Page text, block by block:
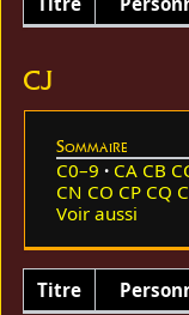
CJ
Sommaire
C0–9 CA CB
CN CO CP CQ
Voir aussi
Titre